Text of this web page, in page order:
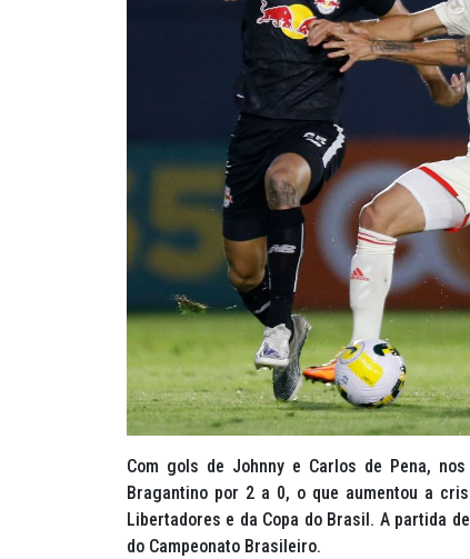
Com gols de Johnny e Carlos de Pena,
Bragantino por 2 a 0, o que aumentou a
Libertadores e da Copa do Brasil. A partida
do Campeonato Brasileiro.